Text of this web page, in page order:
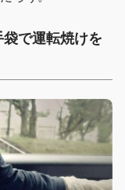
で運転焼けを